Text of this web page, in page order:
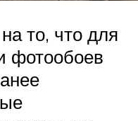
то, что для
фотообоев